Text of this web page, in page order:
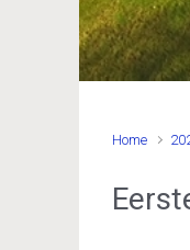
Home